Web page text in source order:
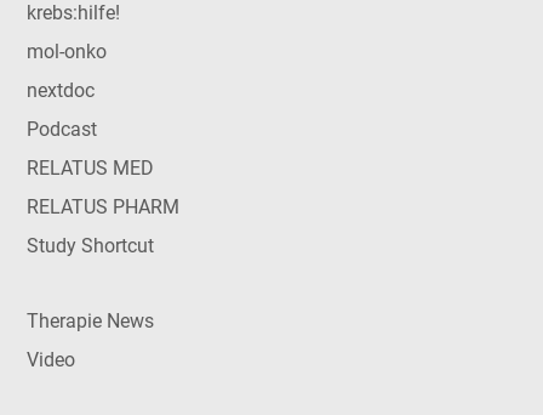
krebs:hilfe!
mol-onko
nextdoc
Podcast
RELATUS MED
RELATUS PHARM
Study Shortcut
Therapie News
Video